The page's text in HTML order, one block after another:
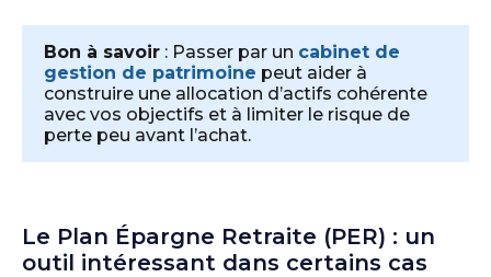
Bon à savoir : Passer par un cabinet de
gestion de patrimoine peut aider à
construire une allocation d’actifs cohérente
avec vos objectifs et à limiter le risque de
perte peu avant l’achat.
Le Plan Épargne Retraite (PER) : un
outil intéressant dans certains cas